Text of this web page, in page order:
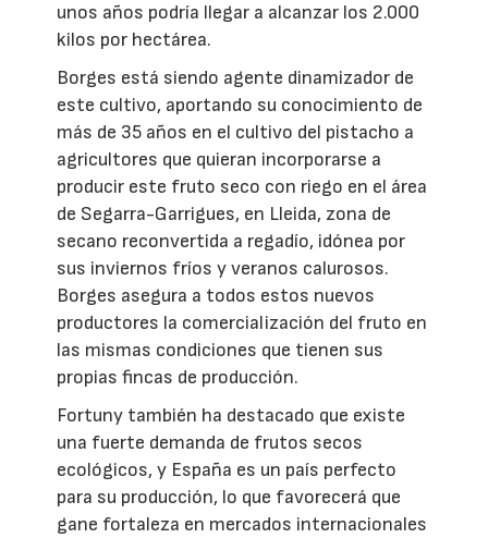
unos años podría llegar a alcanzar los 2.000
kilos por hectárea.
Borges está siendo agente dinamizador de
este cultivo, aportando su conocimiento de
más de 35 años en el cultivo del pistacho a
agricultores que quieran incorporarse a
producir este fruto seco con riego en el área
de Segarra-Garrigues, en Lleida, zona de
secano reconvertida a regadío, idónea por
sus inviernos fríos y veranos calurosos.
Borges asegura a todos estos nuevos
productores la comercialización del fruto en
las mismas condiciones que tienen sus
propias fincas de producción.
Fortuny también ha destacado que existe
una fuerte demanda de frutos secos
ecológicos, y España es un país perfecto
para su producción, lo que favorecerá que
gane fortaleza en mercados internacionales